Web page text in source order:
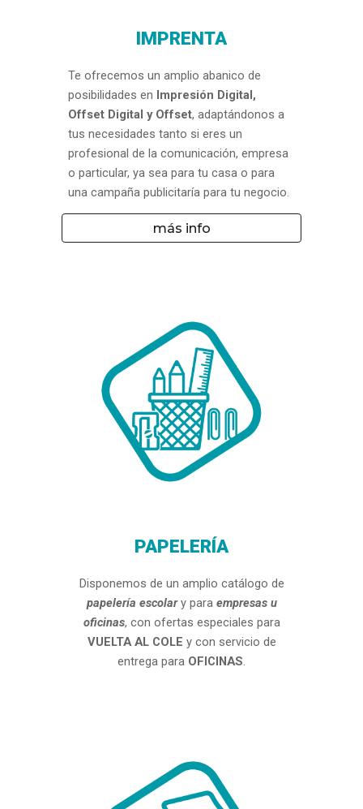
IMPRENTA
Te ofrecemos un amplio abanico de
posibilidades en Impresión Digital,
Offset Digital y Offset, adaptándonos a
tus necesidades tanto si eres un
profesional de la comunicación, empresa
o particular, ya sea para tu casa o para
una campaña publicitaría para tu negocio.
más info
PAPELERÍA
Disponemos de un amplio catálogo de
papelería escolary para empresas u
oficinas, con ofertas especiales para
VUELTA AL COLE y con servicio de
entrega para OFICINAS.